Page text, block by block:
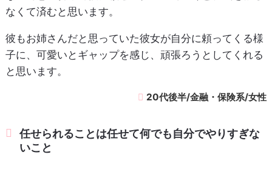
なくて済むと思います。
彼もお姉さんだと思っていた彼女が自分に頼ってくる様
子に、可愛いとギャップを感じ、頑張ろうとしてくれる
と思います。
20代後半/金融・保険系/女性
任せられることは任せて何でも自分でやりすぎな
いこと